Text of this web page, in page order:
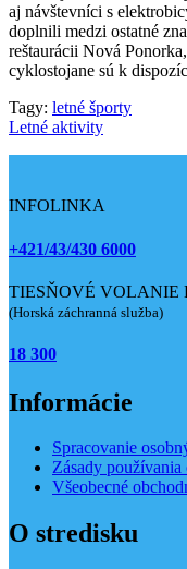
aj návštevníci s
doplnili medzi ostatné
reštaurácii Nová
cyklostojane sú k
Tagy: letné športy
Letné aktivity
INFOLINKA
+421/43/430 6000
TIESŇOVÉ VOLANIE
(Horská záchranná služba)
18 300
Informácie
Spracovanie
Zásady používania
Všeobecné
O stredisku